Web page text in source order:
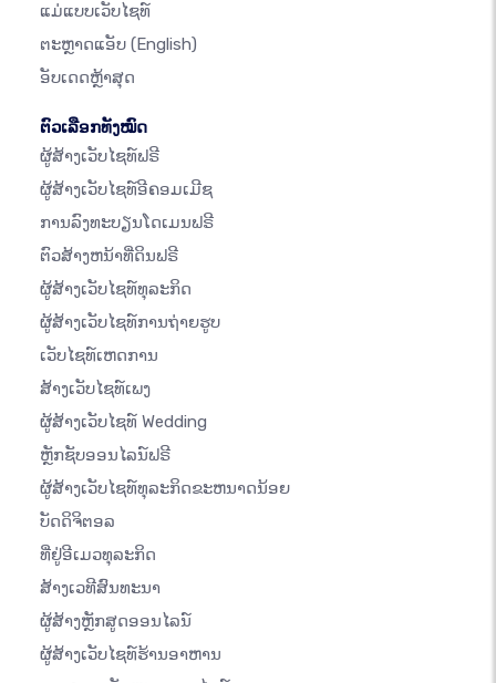
ແມ່ແບບເວັບໄຊທ໌
ຕະຫຼາດແອັບ (English)
ອັບເດດຫຼ້າສຸດ
ຕົວເລືອກທັງໝົດ
ຜູ້ສ້າງເວັບໄຊທ໌ຟຣີ
ຜູ້ສ້າງເວັບໄຊທ໌ອີຄອມເມີຊ
ການລົງທະບຽນໂດເມນຟຣີ
ຕົວສ້າງຫນ້າທີ່ດິນຟຣີ
ຜູ້ສ້າງເວັບໄຊທ໌ທຸລະກິດ
ຜູ້ສ້າງເວັບໄຊທ໌ການຖ່າຍຮູບ
ເວັບໄຊທ໌ເຫດການ
ສ້າງເວັບໄຊທ໌ເພງ
ຜູ້ສ້າງເວັບໄຊທ໌ Wedding
ຫຼັກຊັບອອນໄລນ໌ຟຣີ
ຜູ້ສ້າງເວັບໄຊທ໌ທຸລະກິດຂະຫນາດນ້ອຍ
ບັດດິຈິຕອລ
ທີ່ຢູ່ອີເມວທຸລະກິດ
ສ້າງເວທີສົນທະນາ
ຜູ້ສ້າງຫຼັກສູດອອນໄລນ໌
ຜູ້ສ້າງເວັບໄຊທ໌ຮ້ານອາຫານ